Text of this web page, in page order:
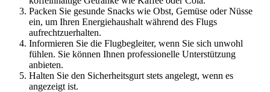
Packen Sie gesunde Snacks wie Obst, Gemüse oder Nüsse
ein, um Ihren Energiehaushalt während des Flugs
aufrechtzuerhalten.
Informieren Sie die Flugbegleiter, wenn Sie sich unwohl
fühlen. Sie können Ihnen professionelle Unterstützung
anbieten.
Halten Sie den Sicherheitsgurt stets angelegt, wenn es
angezeigt ist.